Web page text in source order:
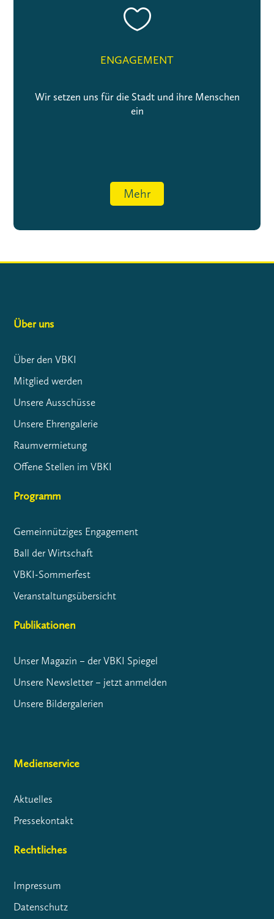

ENGAGEMENT
Wir setzen uns für die Stadt und ihre Menschen
ein
Mehr
Über uns
Über den VBKI
Mitglied werden
Unsere Ausschüsse
Unsere Ehrengalerie
Raumvermietung
Offene Stellen im VBKI
Programm
Gemeinnütziges Engagement
Ball der Wirtschaft
VBKI-Sommerfest
Veranstaltungsübersicht
Publikationen
Unser Magazin – der VBKI Spiegel
Unsere Newsletter – jetzt anmelden
Unsere Bildergalerien
Medienservice
Aktuelles
Pressekontakt
Rechtliches
Impressum
Datenschutz